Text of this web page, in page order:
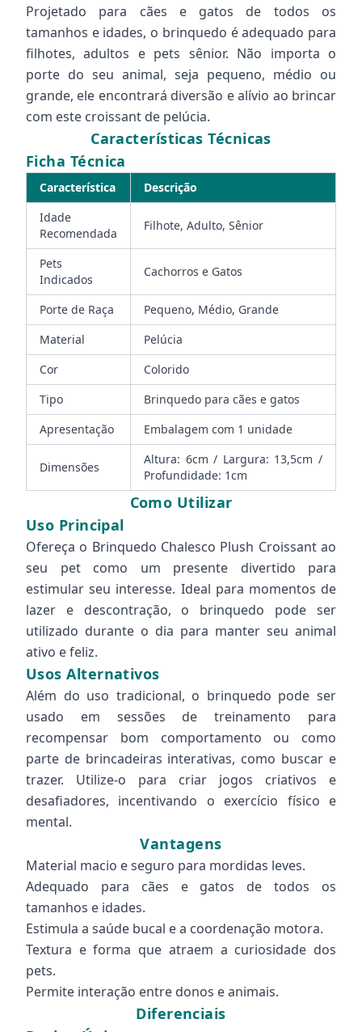
Projetado para cães e gatos de todos os
tamanhos e idades, o brinquedo é adequado para
filhotes, adultos e pets sênior. Não importa o
porte do seu animal, seja pequeno, médio ou
grande, ele encontrará diversão e alívio ao brincar
com este croissant de pelúcia.
Características Técnicas
Ficha Técnica
Característica
Descrição
Idade
Recomendada
Filhote, Adulto, Sênior
Pets
Indicados
Cachorros e Gatos
Porte de Raça
Pequeno, Médio, Grande
Material
Pelúcia
Cor
Colorido
Tipo
Brinquedo para cães e gatos
Apresentação
Embalagem com 1 unidade
Dimensões
Altura: 6cm / Largura: 13,5cm /
Profundidade: 1cm
Como Utilizar
Uso Principal
Ofereça o Brinquedo Chalesco Plush Croissant ao
seu pet como um presente divertido para
estimular seu interesse. Ideal para momentos de
lazer e descontração, o brinquedo pode ser
utilizado durante o dia para manter seu animal
ativo e feliz.
Usos Alternativos
Além do uso tradicional, o brinquedo pode ser
usado em sessões de treinamento para
recompensar bom comportamento ou como
parte de brincadeiras interativas, como buscar e
trazer. Utilize-o para criar jogos criativos e
desafiadores, incentivando o exercício físico e
mental.
Vantagens
Material macio e seguro para mordidas leves.
Adequado para cães e gatos de todos os
tamanhos e idades.
Estimula a saúde bucal e a coordenação motora.
Textura e forma que atraem a curiosidade dos
pets.
Permite interação entre donos e animais.
Diferenciais